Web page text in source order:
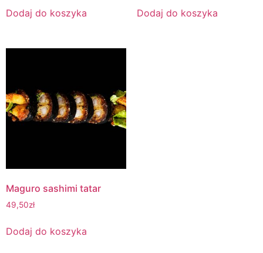
Dodaj do koszyka Dodaj do koszyka
Maguro sashimi tatar
49,50zł
Dodaj do koszyka